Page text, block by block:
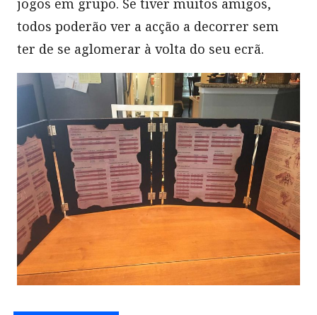
todos poderão ver a acção a decorrer sem
ter de se aglomerar à volta do seu ecrã.